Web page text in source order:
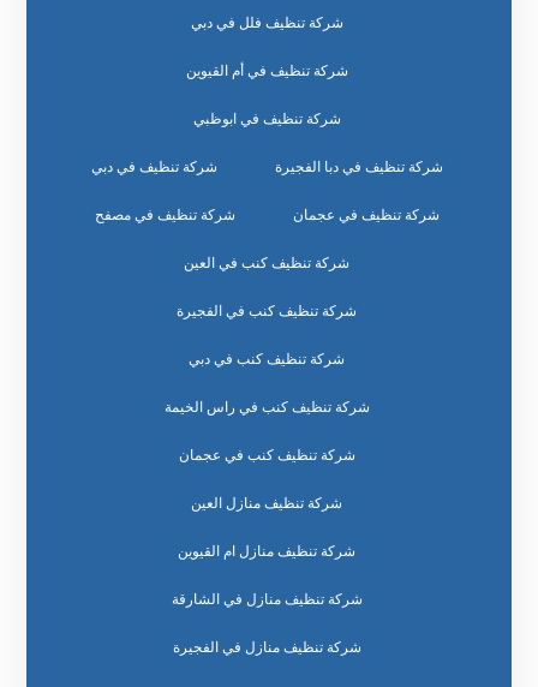
شركة تنظيف فلل في دبي
شركة تنظيف في أم القيوين
شركة تنظيف في ابوظبي
شركة تنظيف في دبا الفجيرة شركة تنظيف في دبي
شركة تنظيف في عجمان شركة تنظيف في مصفح
شركة تنظيف كنب في العين
شركة تنظيف كنب في الفجيرة
شركة تنظيف كنب في دبي
شركة تنظيف كنب في راس الخيمة
شركة تنظيف كنب في عجمان
شركة تنظيف منازل العين
شركة تنظيف منازل ام القيوين
شركة تنظيف منازل في الشارقة
شركة تنظيف منازل في الفجيرة